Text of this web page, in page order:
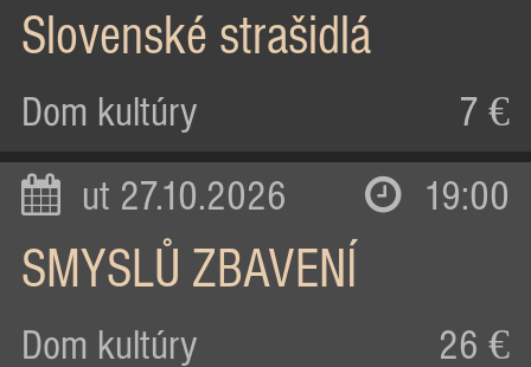
Slovenské strašidlá
Dom kultúry 7 €
ut 27.10.2026 19:00
SMYSLŮ ZBAVENÍ
Dom kultúry 26 €